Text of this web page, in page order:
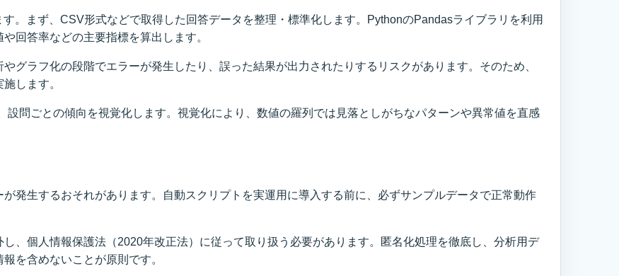
。まず、CSV形式などで取得した回答データを整理・標準化します。PythonのPandasライブラリを利用
回答率などの主要指標を算出します。
グラフ化の段階でエラーが発生したり、誤った結果が出力されたりするリスクがあります。そのため、
します。
問ごとの傾向を視覚化します。視覚化により、数値の羅列では見落としがちなパターンや異常値を直感
発生するおそれがあります。自動スクリプトを実運用に導入する前に、必ずサンプルデータで正常動作
、個人情報保護法（2020年改正法）に従って取り扱う必要があります。匿名化処理を徹底し、分析用デ
を含めないことが原則です。